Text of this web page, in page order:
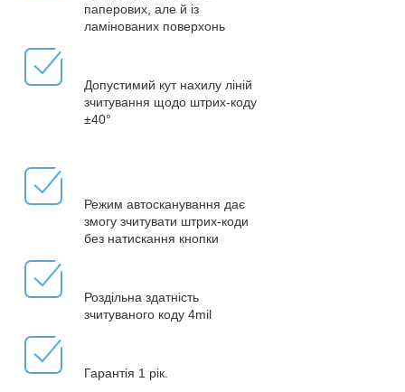
паперових, але й із
ламінованих поверхонь
Допустимий кут нахилу ліній
зчитування щодо штрих-коду
±40°
Режим автосканування дає
змогу зчитувати штрих-коди
без натискання кнопки
Роздільна здатність
зчитуваного коду 4mil
Гарантія 1 рік.